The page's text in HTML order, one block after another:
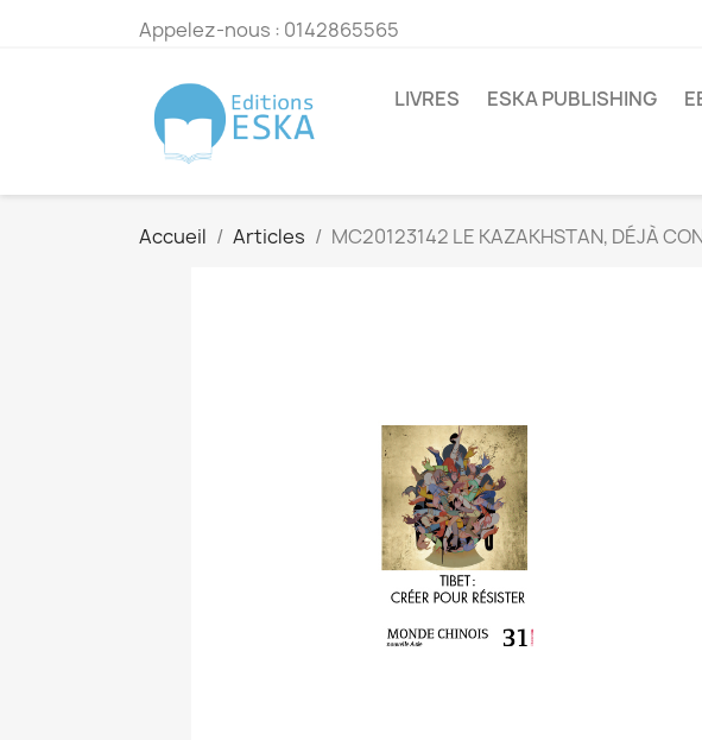
Appelez-nous : 0142865565
LIVRES ESKA PUBLISHING
Accueil Articles MC20123142 LE KAZAKHSTAN, DÉJÀ